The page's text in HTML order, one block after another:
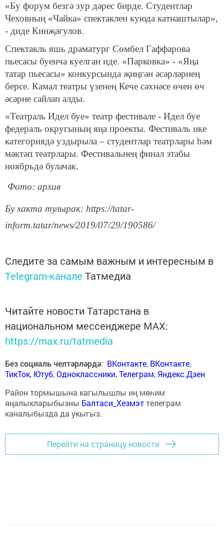
«Бу форум безгә зур дәрес бирде. Студентлар
Чеховның «Чайка» спектаклен куюда катнаштылар»,
- диде Кинҗәгулов.
Спектакль яшь драматург Сөмбел Гаффарова
пьесасы буенча куелган иде. «Парковка» - «Яңа
татар пьесасы» конкурсында җиңгән әсәрләрнең
берсе. Камал театры үзенең Кече сәхнәсе өчен өч
әсәрне сайлап алды.
«Театраль Идел буе» театр фестивале - Идел буе
федераль округының яңа проекты. Фестиваль ике
категориядә уздырыла – студентлар театрлары һәм
мәктәп театрлары. Фестивальнең финал этабы
ноябрьдә булачак.
Фото: архив
Бу хакта тулырак: https://tatar-
inform.tatar/news/2019/07/29/190586/
Следите за самым важным и интересным в
Telegram-канале Татмедиа
Читайте новости Татарстана в
национальном мессенджере MАХ:
https://max.ru/tatmedia
Без социаль челтәрләрдә: ВКонтакте, ВКонтакте,
ТикТок, Ютуб,Одноклассники,Телеграм, Яндекс.Дзен
Район тормышына кагылышлы иң мөһим
яңалыкларыбызны Балтаси_Хезмэттелеграм
каналыбызда да укыгыз.
Перейти на страницу новости